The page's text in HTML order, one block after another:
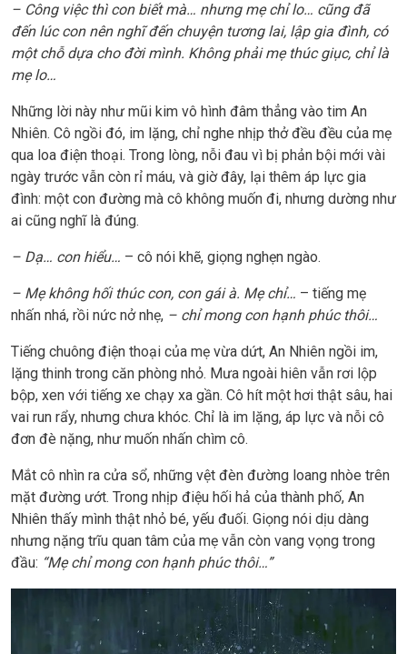
– Công việc thì con biết mà… nhưng mẹ chỉ lo… cũng đã
đến lúc con nên nghĩ đến chuyện tương lai, lập gia đình, có
một chỗ dựa cho đời mình. Không phải mẹ thúc giục, chỉ là
mẹ lo…
Những lời này như mũi kim vô hình đâm thẳng vào tim An
Nhiên. Cô ngồi đó, im lặng, chỉ nghe nhịp thở đều đều của mẹ
qua loa điện thoại. Trong lòng, nỗi đau vì bị phản bội mới vài
ngày trước vẫn còn rỉ máu, và giờ đây, lại thêm áp lực gia
đình: một con đường mà cô không muốn đi, nhưng dường như
ai cũng nghĩ là đúng.
– Dạ… con hiểu… – cô nói khẽ, giọng nghẹn ngào.
– Mẹ không hối thúc con, con gái à. Mẹ chỉ… – tiếng mẹ
nhấn nhá, rồi nức nở nhẹ, – chỉ mong con hạnh phúc thôi…
Tiếng chuông điện thoại của mẹ vừa dứt, An Nhiên ngồi im,
lặng thinh trong căn phòng nhỏ. Mưa ngoài hiên vẫn rơi lộp
bộp, xen với tiếng xe chạy xa gần. Cô hít một hơi thật sâu, hai
vai run rẩy, nhưng chưa khóc. Chỉ là im lặng, áp lực và nỗi cô
đơn đè nặng, như muốn nhấn chìm cô.
Mắt cô nhìn ra cửa sổ, những vệt đèn đường loang nhòe trên
mặt đường ướt. Trong nhịp điệu hối hả của thành phố, An
Nhiên thấy mình thật nhỏ bé, yếu đuối. Giọng nói dịu dàng
nhưng nặng trĩu quan tâm của mẹ vẫn còn vang vọng trong
đầu: “Mẹ chỉ mong con hạnh phúc thôi…”